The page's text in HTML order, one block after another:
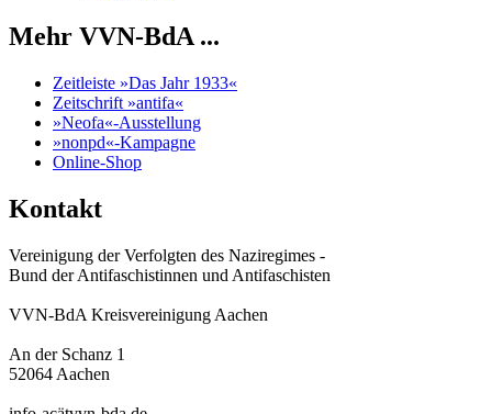
Mehr VVN-BdA ...
Zeitleiste »Das Jahr 1933«
Zeitschrift »antifa«
»Neofa«-Ausstellung
»nonpd«-Kampagne
Online-Shop
Kontakt
Vereinigung der Verfolgten des Naziregimes -
Bund der Antifaschistinnen und Antifaschisten
VVN-BdA Kreisvereinigung Aachen
An der Schanz 1
52064 Aachen